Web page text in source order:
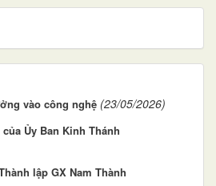
vào công nghệ (23/05/2026)
Ủy Ban Kinh Thánh
lập GX Nam Thành